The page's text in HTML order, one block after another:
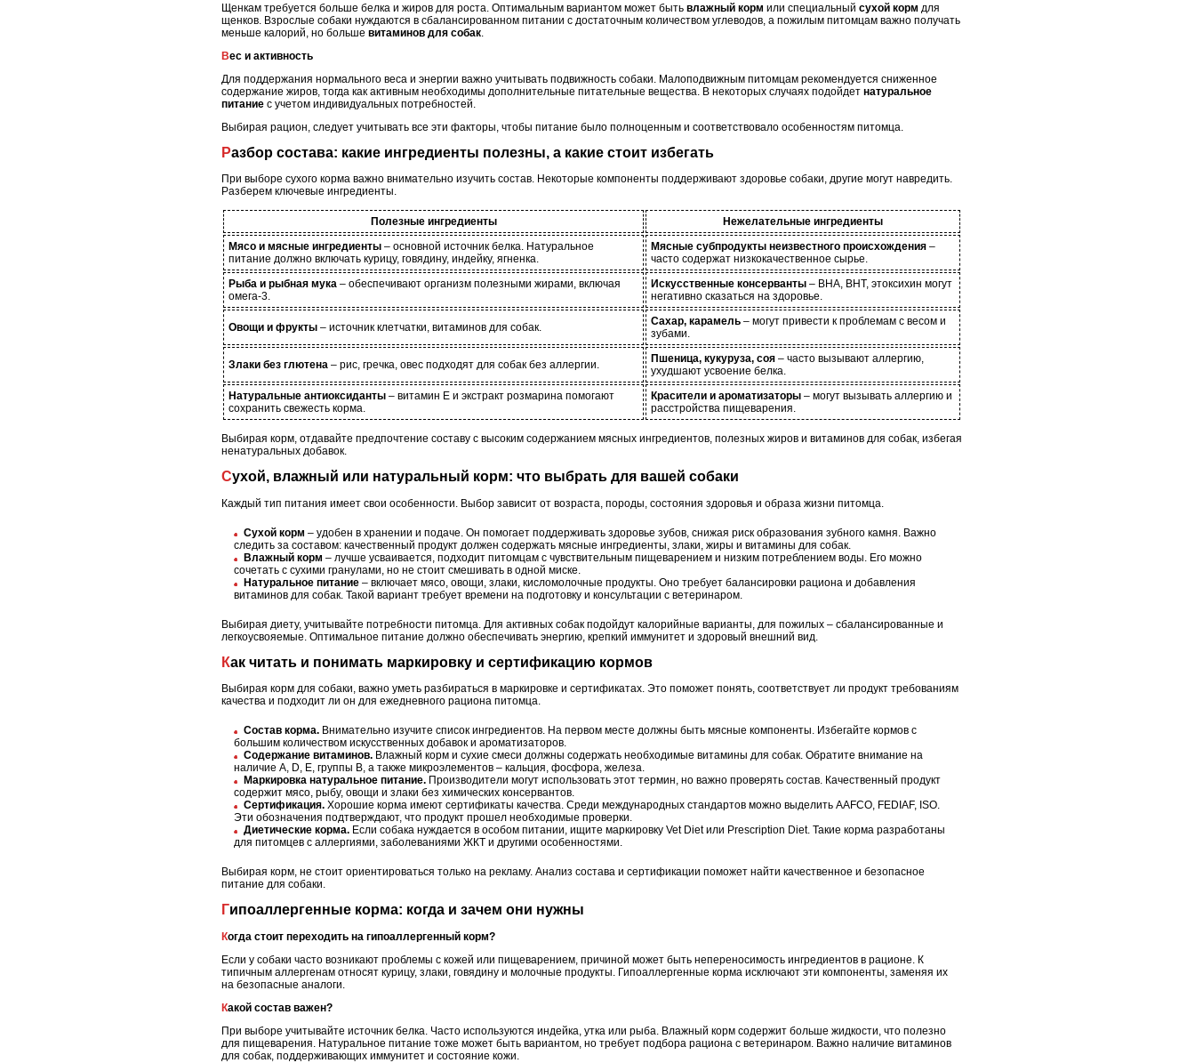
Щенкам требуется больше белка и жиров для роста. Оптимальным вариантом может быть влажный корм или специальный сухой корм для
щенков. Взрослые собаки нуждаются в сбалансированном питании с достаточным количеством углеводов, а пожилым питомцам важно получать
меньше калорий, но больше витаминов для собак
Вес и активность
Для поддержания нормального веса и энергии важно учитывать подвижность собаки. Малоподвижным питомцам рекомендуется сниженное
содержание жиров, тогда как активным необходимы дополнительные питательные вещества. В некоторых случаях подойдет натуральное
питание с учетом индивидуальных потребностей.
Выбирая рацион, следует учитывать все эти факторы, чтобы питание было полноценным и соответствовало особенностям питомца.
Разбор состава: какие ингредиенты полезны, а какие стоит избегать
При выборе сухого корма важно внимательно изучить состав. Некоторые компоненты поддерживают здоровье собаки, другие могут навредить.
Разберем ключевые ингредиенты.
Полезные ингредиенты
Нежелательные ингредиенты
Мясо и мясные ингредиенты – основной источник белка. Натуральное
питание должно включать курицу, говядину, индейку, ягненка.
Мясные субпродукты неизвестного происхождения –
часто содержат низкокачественное сырье.
Рыба и рыбная мука – обеспечивают организм полезными жирами, включая
омега-3.
Искусственные консерванты – BHA, BHT, этоксихин могут
негативно сказаться на здоровье.
Овощи и фрукты – источник клетчатки, витаминов для собак. Сахар, карамель – могут привести к проблемам с весом и
зубами.
Злаки без глютена – рис, гречка, овес подходят для собак без аллергии. Пшеница, кукуруза, соя – часто вызывают аллергию,
ухудшают усвоение белка.
Натуральные антиоксиданты – витамин Е и экстракт розмарина помогают
сохранить свежесть корма.
Красители и ароматизаторы – могут вызывать аллергию и
расстройства пищеварения.
Выбирая корм, отдавайте предпочтение составу с высоким содержанием мясных ингредиентов, полезных жиров и витаминов для собак, избегая
ненатуральных добавок.
Сухой, влажный или натуральный корм: что выбрать для вашей собаки
Каждый тип питания имеет свои особенности. Выбор зависит от возраста, породы, состояния здоровья и образа жизни питомца.
Сухой корм – удобен в хранении и подаче. Он помогает поддерживать здоровье зубов, снижая риск образования зубного камня. Важно
следить за составом: качественный продукт должен содержать мясные ингредиенты, злаки, жиры и витамины для собак.
Влажный корм – лучше усваивается, подходит питомцам с чувствительным пищеварением и низким потреблением воды. Его можно
сочетать с сухими гранулами, но не стоит смешивать в одной миске.
Натуральное питание – включает мясо, овощи, злаки, кисломолочные продукты. Оно требует балансировки рациона и добавления
витаминов для собак. Такой вариант требует времени на подготовку и консультации с ветеринаром.
Выбирая диету, учитывайте потребности питомца. Для активных собак подойдут калорийные варианты, для пожилых – сбалансированные и
легкоусвояемые. Оптимальное питание должно обеспечивать энергию, крепкий иммунитет и здоровый внешний вид.
Как читать и понимать маркировку и сертификацию кормов
Выбирая корм для собаки, важно уметь разбираться в маркировке и сертификатах. Это поможет понять, соответствует ли продукт требованиям
качества и подходит ли он для ежедневного рациона питомца.
Состав корма. Внимательно изучите список ингредиентов. На первом месте должны быть мясные компоненты. Избегайте кормов с
большим количеством искусственных добавок и ароматизаторов.
Содержание витаминов. Влажный корм и сухие смеси должны содержать необходимые витамины для собак. Обратите внимание на
наличие A, D, E, группы B, а также микроэлементов – кальция, фосфора, железа.
Маркировка натуральное питание. Производители могут использовать этот термин, но важно проверять состав. Качественный продукт
содержит мясо, рыбу, овощи и злаки без химических консервантов.
Сертификация. Хорошие корма имеют сертификаты качества. Среди международных стандартов можно выделить AAFCO, FEDIAF, ISO.
Эти обозначения подтверждают, что продукт прошел необходимые проверки.
Диетические корма. Если собака нуждается в особом питании, ищите маркировку Vet Diet или Prescription Diet. Такие корма разработаны
для питомцев с аллергиями, заболеваниями ЖКТ и другими особенностями.
Выбирая корм, не стоит ориентироваться только на рекламу. Анализ состава и сертификации поможет найти качественное и безопасное
питание для собаки.
Гипоаллергенные корма: когда и зачем они нужны
Когда стоит переходить на гипоаллергенный корм?
Если у собаки часто возникают проблемы с кожей или пищеварением, причиной может быть непереносимость ингредиентов в рационе. К
типичным аллергенам относят курицу, злаки, говядину и молочные продукты. Гипоаллергенные корма исключают эти компоненты, заменяя их
на безопасные аналоги.
Какой состав важен?
При выборе учитывайте источник белка. Часто используются индейка, утка или рыба. Влажный корм содержит больше жидкости, что полезно
для пищеварения. Натуральное питание тоже может быть вариантом, но требует подбора рациона с ветеринаром. Важно наличие витаминов
для собак, поддерживающих иммунитет и состояние кожи.